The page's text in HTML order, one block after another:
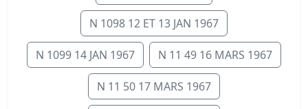
N 1098 12 ET 13 JAN 1967
N 1099 14 JAN 1967 N 11 49 16 MARS 1967
N 11 50 17 MARS 1967